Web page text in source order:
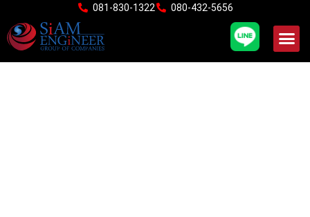
content
081-830-1322 080-432-5656